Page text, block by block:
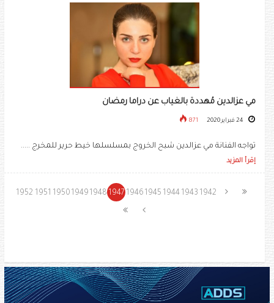
مي عزالدين مُهددة بالغياب عن دراما رمضان
871
تواجه الفنانة مي عزالدين شبح الخروج بمسلسلها خيط حرير للمخرج .....
إقرأ المزيد
1942
1943
1944
1945
1946
1947
1948
1949
1950
1951
1952